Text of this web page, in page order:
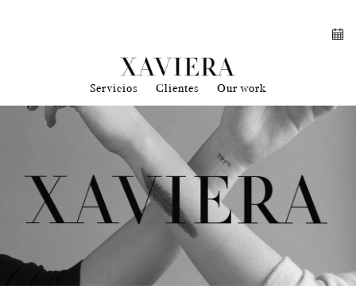
Servicios Clientes Our work